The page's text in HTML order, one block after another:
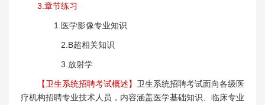
3.章节练习
1.医学影像专业知识
2.B超相关知识
3.放射学
【卫生系统招聘考试概述】 卫生系统招聘考试面向各级医
疗机构招聘专业技术人员，内容涵盖医学基础知识、临床专业